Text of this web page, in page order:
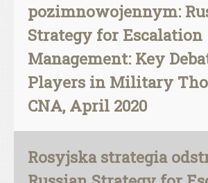
pozimnowojennym:
Strategy for Escalation
Management: Key
Players in Military
CNA, April 2020
Rosyjska strategia